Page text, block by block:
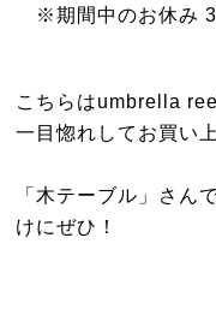
※期間中のお休み
こちらはumbrella
一目惚れしてお買い
「木テーブル」さん
けにぜひ！